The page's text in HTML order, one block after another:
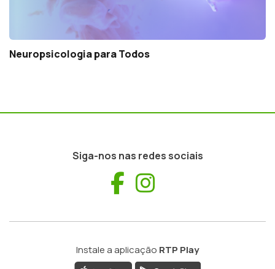
Neuropsicologia para Todos
Siga-nos nas redes sociais
Facebook
Instale a aplicação RTP Play